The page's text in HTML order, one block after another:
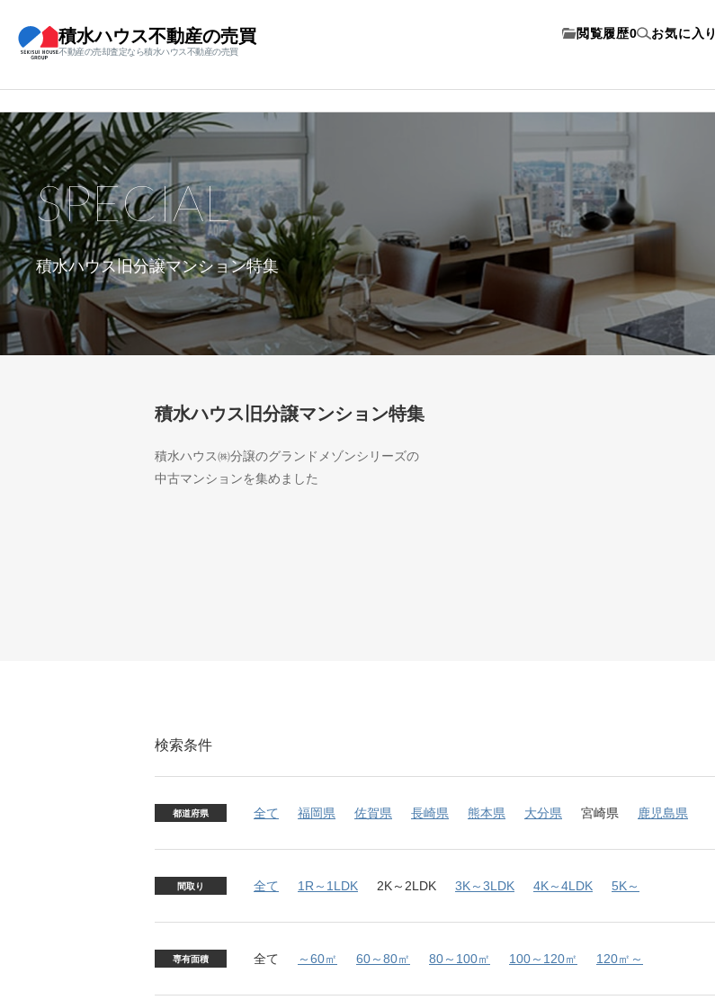
積水ハウス不動産の売買
不動産の売却査定なら積水ハウス不動産の売買
閲覧履歴0 お気に入り
積水ハウス旧分譲マンション特集
SPECIAL
積水ハウス旧分譲マンション特集
積水ハウス㈱分譲のグランドメゾンシリーズの
中古マンションを集めました
検索条件
都道府県 全て 福岡県 佐賀県 長崎県 熊本県 大分県 宮崎県 鹿児島県
間取り 全て 1R～1LDK 2K～2LDK 3K～3LDK 4K～4LDK 5K～
専有面積 全て ～60㎡ 60～80㎡ 80～100㎡ 100～120㎡ 120㎡～